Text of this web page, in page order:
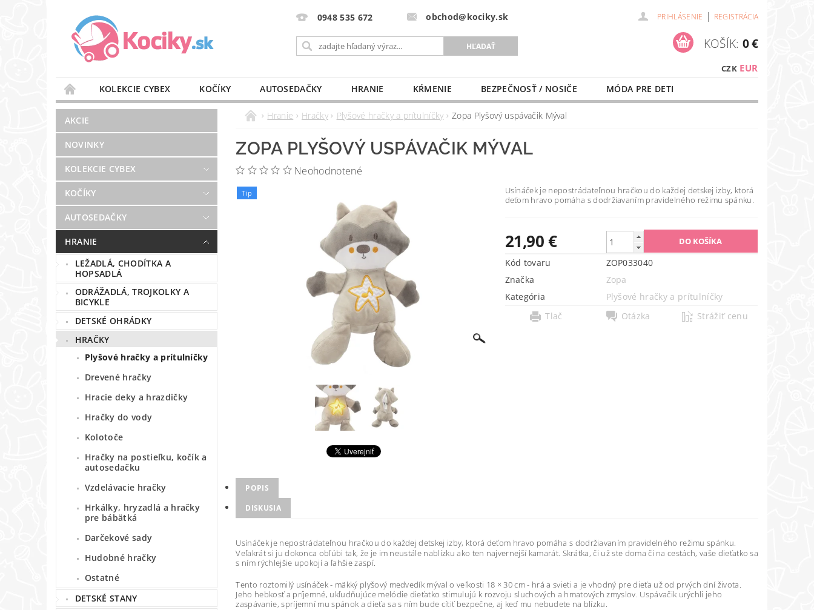
0948 535 672 obchod@kociky.sk PRIHLÁSENIE | REGISTRÁCIA
CZK EUR
KOŠÍK: 0 €
KOLEKCIE CYBEX KOČÍKY AUTOSEDAČKY HRANIE KŔMENIE BEZPEČNOSŤ / NOSIČE
MÓDA PRE DETI
STAROSTLIVOSŤ O VZDUCH
VÝBAVA DO PÔRODNICE MLIEKO A VÝŽIVA PRE MAMIČKU NAŠE SLUŽBY
BLOG
PREDAJŇA KONTAKT
AKCIE
NOVINKY
KOLEKCIE CYBEX
KOČÍKY
AUTOSEDAČKY
HRANIE
LEŽADLÁ, CHODÍTKA A
HOPSADLÁ
ODRÁŽADLÁ, TROJKOLKY A
BICYKLE
DETSKÉ OHRÁDKY
HRAČKY
Plyšové hračky a prítulníčky
Drevené hračky
Hracie deky a hrazdičky
Hračky do vody
Kolotoče
Hračky na postieľku, kočík a
autosedačku
Vzdelávacie hračky
Hrkálky, hryzadlá a hračky
pre bábätká
Darčekové sady
Hudobné hračky
Ostatné
DETSKÉ STANY
Hranie Hračky Plyšové hračky a prítulníčky Zopa Plyšový uspávačik Mýval
ZOPA PLYŠOVÝ USPÁVAČIK MÝVAL
Neohodnotené
Tip
Usínáček je nepostrádateľnou hračkou do každej detskej izby, ktorá
deťom hravo pomáha s dodržiavaním pravidelného režimu spánku.
21,90 €
Kód tovaru
ZOP033040
Značka
Zopa
Kategória
Plyšové hračky a prítulníčky
Tlač
Otázka Strážiť cenu
POPIS
DISKUSIA
Usínáček je nepostrádateľnou hračkou do každej detskej izby, ktorá deťom hravo pomáha s dodržiavaním pravidelného režimu spánku.
Veľakrát si ju dokonca obľúbi tak, že je im neustále nablízku ako ten najvernejší kamarát. Skrátka, či už ste doma či na cestách, vaše dieťatko sa
s ním rýchlejšie upokojí a ľahšie zaspí.
Tento roztomilý usínáček - mäkký plyšový medvedík mýval o veľkosti 18 × 30 cm - hrá a svieti a je vhodný pre dieťa už od prvých dní života.
Jeho hebkosť a príjemné, ukľudňujúce melódie dieťatko stimulujú k rozvoju sluchových a hmatových zmyslov. Uspávačik urýchli jeho
zaspávanie, spríjemní mu spánok a dieťa sa s ním bude cítiť bezpečne, aj keď mu nebudete na blízku.